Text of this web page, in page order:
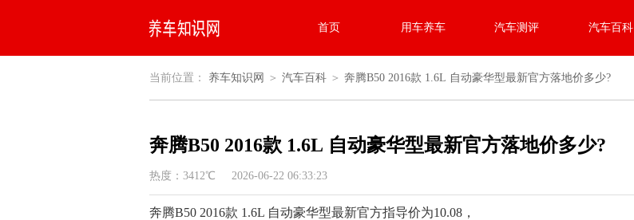
首页 用车养车 汽车测评 汽车百科
当前位置： 养车知识网 ＞ 汽车百科 ＞ 奔腾B50 2016款 1.6L 自动豪华型最新官方落地价多少?
奔腾B50 2016款 1.6L 自动豪华型最新官方落地价多少?
热度：3412℃ 2026-06-22 06:33:23
奔腾B50 2016款 1.6L 自动豪华型最新官方指导价为10.08，